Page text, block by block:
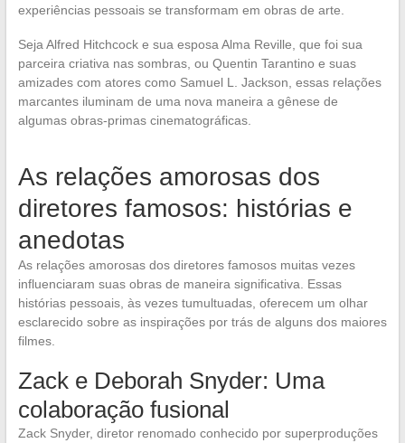
experiências pessoais se transformam em obras de arte.
Seja Alfred Hitchcock e sua esposa Alma Reville, que foi sua
parceira criativa nas sombras, ou Quentin Tarantino e suas
amizades com atores como Samuel L. Jackson, essas relações
marcantes iluminam de uma nova maneira a gênese de
algumas obras-primas cinematográficas.
As relações amorosas dos
diretores famosos: histórias e
anedotas
As relações amorosas dos diretores famosos muitas vezes
influenciaram suas obras de maneira significativa. Essas
histórias pessoais, às vezes tumultuadas, oferecem um olhar
esclarecido sobre as inspirações por trás de alguns dos maiores
filmes.
Zack e Deborah Snyder: Uma
colaboração fusional
Zack Snyder, diretor renomado conhecido por superproduções